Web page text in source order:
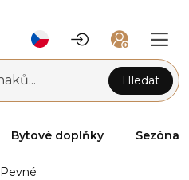
Hledat
Bytové doplňky Sezóna
Pevné